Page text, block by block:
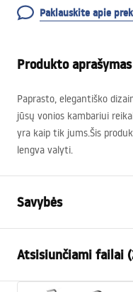
Paklauskite apie
Produkto aprašymas
Paprasto, elegantiško
jūsų vonios kambariui
yra kaip tik jums.Šis
lengva valyti.
Savybės
Spalva
Kabinos tipas
Atsisiunčiami failai